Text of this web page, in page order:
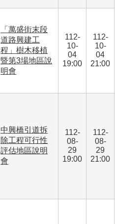
「萬盛街末段
道路興建工
程」樹木移植
暨第3場地區說
明會
112-
10-
04
19:00
112-
10-
04
21:00
中興橋引道拆
除工程可行性
評估地區說明
會
112-
08-
29
19:00
112-
08-
29
21:00